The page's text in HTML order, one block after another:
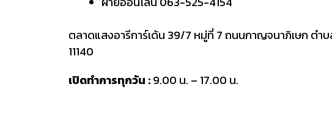
ตลาดแสงอารีการ์เด้น 39/7 หมู่ที่ 7 ถนนกาญจนาภิเษก ต
11140
เปิดทำการทุกวัน :9.00 น. – 17.00 น.